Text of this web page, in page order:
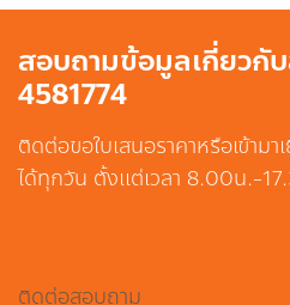
สอบถามข้อมูลเกี่ยวกั
4581774
ติดต่อขอใบเสนอราคาหรือเข้าม
ได้ทุกวัน ตั้งแต่เวลา 8.00น.-
ติดต่อสอบถาม